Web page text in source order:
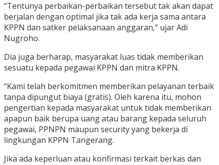
“Tentunya perbaikan-perbaikan tersebut tak akan dapat
berjalan dengan optimal jika tak ada kerja sama antara
KPPN dan satker pelaksanaan anggaran,” ujar Adi
Nugroho.
Dia juga berharap, masyarakat luas tidak memberikan
sesuatu kepada pegawai KPPN dan mitra KPPN.
“Kami telah berkomitmen memberikan pelayanan terbaik
tanpa dipungut biaya (gratis). Oleh karena itu, mohon
pengertian kepada masyarakat untuk tidak memberikan
apapun baik berupa uang atau barang kepada seluruh
pegawai, PPNPN maupun security yang bekerja di
lingkungan KPPN Tangerang.
Jika ada keperluan atau konfirmasi terkait berkas dan